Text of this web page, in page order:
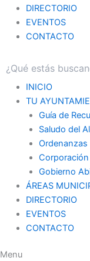
DIRECTORIO
EVENTOS
CONTACTO
INICIO
TU
Guía de
Saludo del
Ordenanzas
Gobierno
ÁREAS
DIRECTORIO
EVENTOS
CONTACTO
Menu